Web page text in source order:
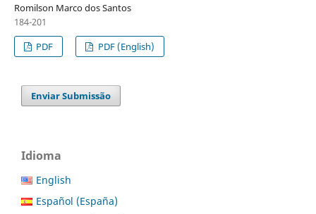
Romilson Marco dos Santos
184-201
PDF
PDF (English)
Enviar Submissão
Idioma
English
Español (España)